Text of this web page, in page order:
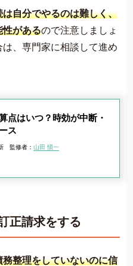
自分でやるのは難しく、
性があるので注意しましょ
、専門家に相談して進め
点はいつ？時効が中断・
ス
監修者： 山田 愼一
正請求をする
務整理をしていないのに信